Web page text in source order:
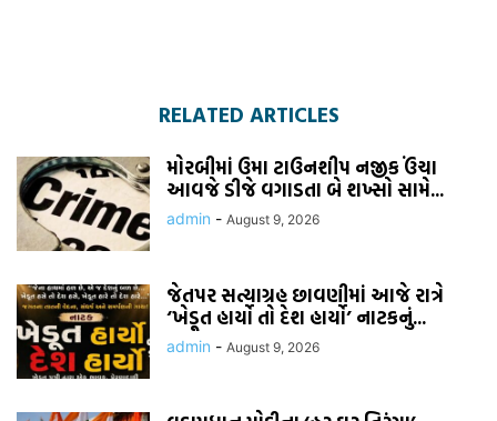
RELATED ARTICLES
મોરબીમાં ઉમા ટાઉનશીપ નજીક ઉંચા
આવજે ડીજે વગાડતા બે શખ્સો સામે...
admin - August 9, 2026
જેતપર સત્યાગ્રહ છાવણીમાં આજે રાત્રે
‘ખેડૂત હાર્યો તો દેશ હાર્યો’ નાટકનું...
admin - August 9, 2026